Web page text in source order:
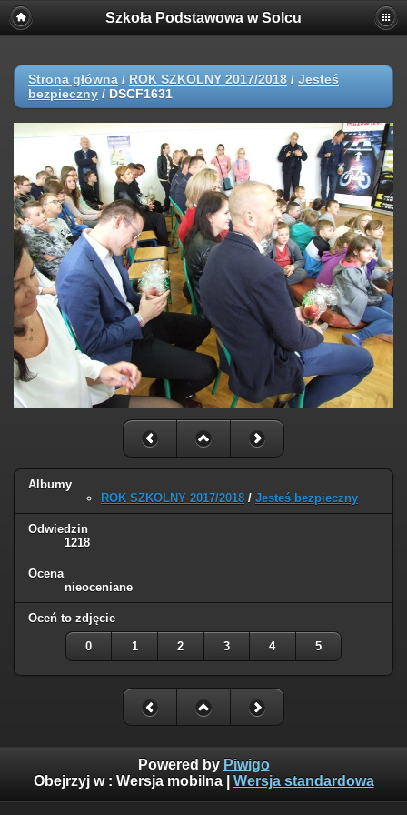
Szkoła Podstawowa w Solcu
Strona główna / ROK SZKOLNY 2017/2018 / Jesteś
bezpieczny / DSCF1631
Albumy
ROK SZKOLNY 2017/2018 / Jesteś bezpieczny
Odwiedzin
1218
Ocena
nieoceniane
Oceń to zdjęcie
0 1 2 3 4 5
Powered by Piwigo
Obejrzyj w : Wersja mobilna| Wersja standardowa